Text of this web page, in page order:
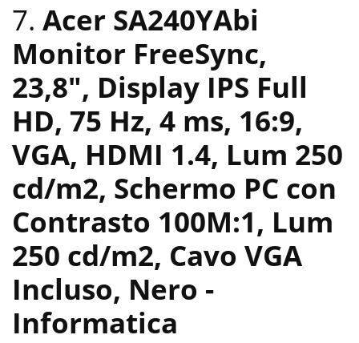
7. Acer SA240YAbi
Monitor FreeSync,
23,8″, Display IPS Full
HD, 75 Hz, 4 ms, 16:9,
VGA, HDMI 1.4, Lum 250
cd/m2, Schermo PC con
Contrasto 100M:1, Lum
250 cd/m2, Cavo VGA
Incluso, Nero -
Informatica